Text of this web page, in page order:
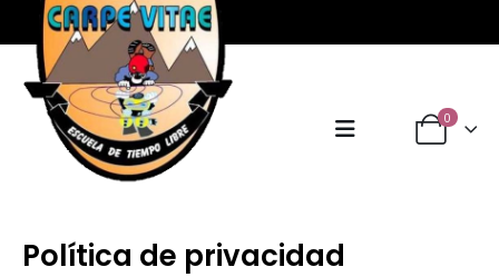
0
Política de privacidad